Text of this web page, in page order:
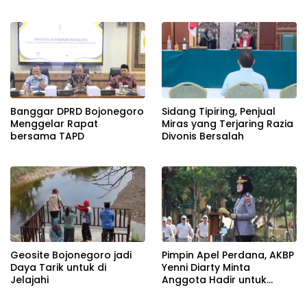
Bungkam
Banggar DPRD Bojonegoro
Menggelar Rapat
bersama TAPD
Sidang Tipiring, Penjual
Miras yang Terjaring Razia
Divonis Bersalah
Geosite Bojonegoro jadi
Daya Tarik untuk di
Jelajahi
Pimpin Apel Perdana, AKBP
Yenni Diarty Minta
Anggota Hadir untuk